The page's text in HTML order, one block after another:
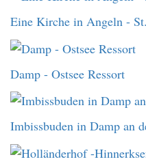
Eine Kirche in Angeln -
Damp - Ostsee Ressort
Imbissbuden in Damp an